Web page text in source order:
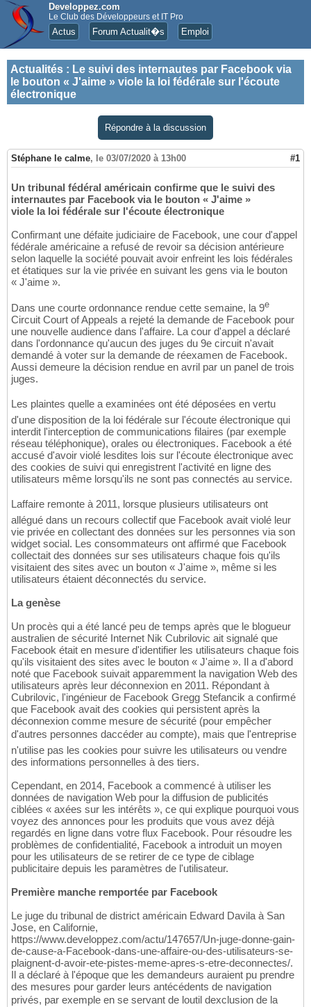
Developpez.com
Le Club des Développeurs et IT Pro
Actus Forum Actualit�s Emploi
Actualités : Le suivi des internautes par Facebook via
le bouton « J'aime » viole la loi fédérale sur l'écoute
électronique
Répondre à la discussion
Stéphane le calme, le 03/07/2020 à 13h00 #1
Un tribunal fédéral américain confirme que le suivi des
internautes par Facebook via le bouton « J'aime »
viole la loi fédérale sur l'écoute électronique
Confirmant une défaite judiciaire de Facebook, une cour d'appel
fédérale américaine a refusé de revoir sa décision antérieure
selon laquelle la société pouvait avoir enfreint les lois fédérales
et étatiques sur la vie privée en suivant les gens via le bouton
« J'aime ».
Dans une courte ordonnance rendue cette semaine, la 9e
Circuit Court of Appeals a rejeté la demande de Facebook pour
une nouvelle audience dans l'affaire. La cour d'appel a déclaré
dans l'ordonnance qu'aucun des juges du 9e circuit n'avait
demandé à voter sur la demande de réexamen de Facebook.
Aussi demeure la décision rendue en avril par un panel de trois
juges.
Les plaintes quelle a examinées ont été déposées en vertu
d'une disposition de la loi fédérale sur l'écoute électronique qui
interdit l'interception de communications filaires (par exemple
réseau téléphonique), orales ou électroniques. Facebook a été
accusé d'avoir violé lesdites lois sur l'écoute électronique avec
des cookies de suivi qui enregistrent l'activité en ligne des
utilisateurs même lorsqu'ils ne sont pas connectés au service.
Laffaire remonte à 2011, lorsque plusieurs utilisateurs ont
allégué dans un recours collectif que Facebook avait violé leur
vie privée en collectant des données sur les personnes via son
widget social. Les consommateurs ont affirmé que Facebook
collectait des données sur ses utilisateurs chaque fois qu'ils
visitaient des sites avec un bouton « J'aime », même si les
utilisateurs étaient déconnectés du service.
La genèse
Un procès qui a été lancé peu de temps après que le blogueur
australien de sécurité Internet Nik Cubrilovic ait signalé que
Facebook était en mesure d'identifier les utilisateurs chaque fois
qu'ils visitaient des sites avec le bouton « J'aime ». Il a d'abord
noté que Facebook suivait apparemment la navigation Web des
utilisateurs après leur déconnexion en 2011. Répondant à
Cubrilovic, l'ingénieur de Facebook Gregg Stefancik a confirmé
que Facebook avait des cookies qui persistent après la
déconnexion comme mesure de sécurité (pour empêcher
d'autres personnes daccéder au compte), mais que l'entreprise
n'utilise pas les cookies pour suivre les utilisateurs ou vendre
des informations personnelles à des tiers.
Cependant, en 2014, Facebook a commencé à utiliser les
données de navigation Web pour la diffusion de publicités
ciblées « axées sur les intérêts », ce qui explique pourquoi vous
voyez des annonces pour les produits que vous avez déjà
regardés en ligne dans votre flux Facebook. Pour résoudre les
problèmes de confidentialité, Facebook a introduit un moyen
pour les utilisateurs de se retirer de ce type de ciblage
publicitaire depuis les paramètres de l'utilisateur.
Première manche remportée par Facebook
Le juge du tribunal de district américain Edward Davila à San
Jose, en Californie,
https://www.developpez.com/actu/147657/Un-juge-donne-gain-
de-cause-a-Facebook-dans-une-affaire-ou-des-utilisateurs-se-
plaignent-d-avoir-ete-pistes-meme-apres-s-etre-deconnectes/.
Il a déclaré à l'époque que les demandeurs auraient pu prendre
des mesures pour garder leurs antécédents de navigation
privés, par exemple en se servant de loutil dexclusion de la